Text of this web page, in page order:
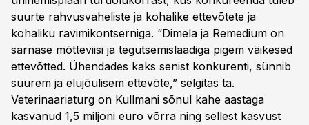
suurte rahvusvaheliste ja kohalike ettevõtete ja
kohaliku ravimikontserniga. “Dimela ja Remedium on
sarnase mõtteviisi ja tegutsemislaadiga pigem väikesed
ettevõtted. Ühendades kaks senist konkurenti, sünnib
suurem ja elujõulisem ettevõte,” selgitas ta.
Veterinaariaturg on Kullmani sõnul kahe aastaga
kasvanud 1,5 miljoni euro võrra ning sellest kasvust